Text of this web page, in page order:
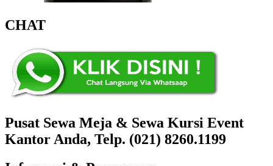
CHAT
Pusat Sewa Meja & Sewa Kursi Event
Kantor Anda, Telp. (021) 8260.1199